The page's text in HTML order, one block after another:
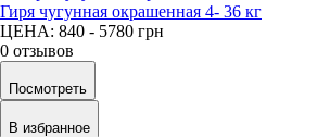
Гиря чугунная окрашенная 4- 36 кг
ЦЕНА: 840 - 5780 грн
0 отзывов
Посмотреть
В избранное